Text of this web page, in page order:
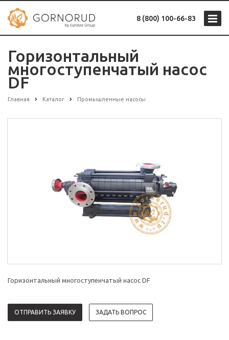
8 (800) 100-66-83
Горизонтальный
многоступенчатый насос
DF
Главная Каталог Промышленные насосы
Горизонтальный многоступенчатый насос DF
ОТПРАВИТЬ ЗАЯВКУ ЗАДАТЬ ВОПРОС